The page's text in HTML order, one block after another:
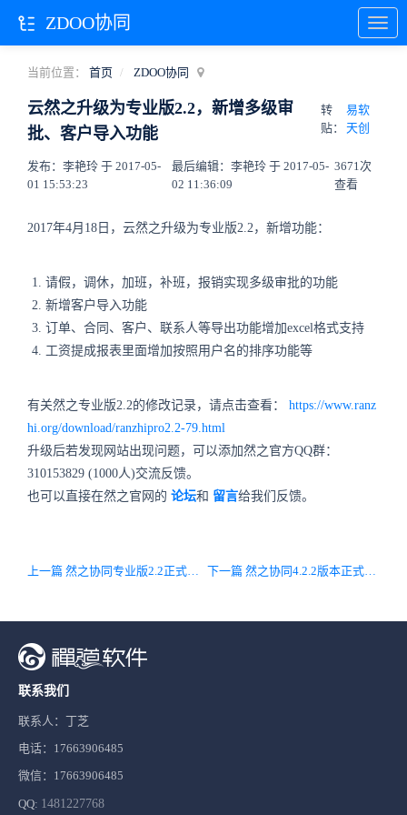
当前位置： 首页 ZDOO协同
云然之升级为专业版2.2，新增多级审
批、客户导入功能
转
贴：
易软
天创
发布：李艳玲 于 2017-05-
01 15:53:23
最后编辑：李艳玲 于 2017-05-
02 11:36:09
3671次
查看
2017年4月18日，云然之升级为专业版2.2，新增功能：
请假，调休，加班，补班，报销实现多级审批的功能
新增客户导入功能
订单、合同、客户、联系人等导出功能增加excel格式支持
工资提成报表里面增加按照用户名的排序功能等
有关然之专业版2.2的修改记录，请点击查看： https://www.ranz
hi.org/download/ranzhipro2.2-79.html
升级后若发现网站出现问题，可以添加然之官方QQ群：
310153829 (1000人)交流反馈。
也可以直接在然之官网的 论坛和 留言给我们反馈。
上一篇 然之协同专业版2.2正式发布，新增多级审批、客户导入等功能，优化细节 下一篇 然之协同4.2.2版本正式发布，集成喧喧1.1.1
ZDOO协同
联系我们
联系人：丁芝
电话：17663906485
微信：17663906485
QQ: 1481227768